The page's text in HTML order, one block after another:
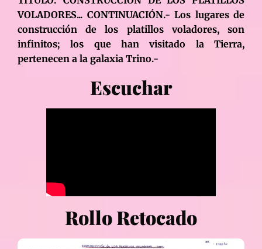
VOLADORES... CONTINUACIÓN.- Los lugares de
construcción de los platillos voladores, son
infinitos; los que han visitado la Tierra,
pertenecen a la galaxia Trino.-
Escuchar
Rollo Retocado